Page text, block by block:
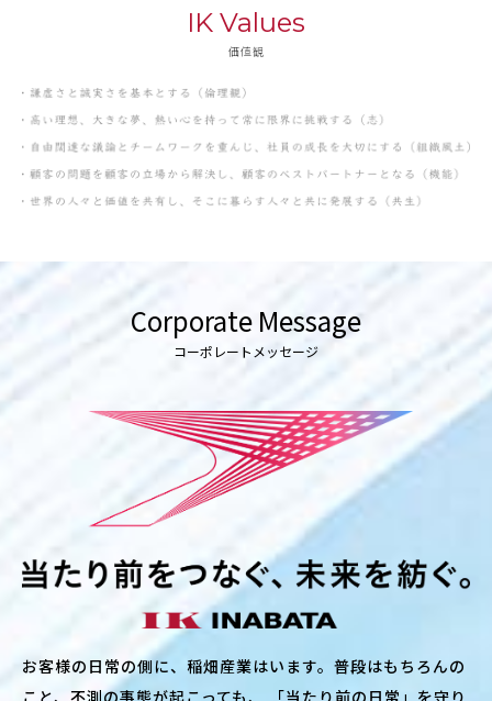
IK Values
価値観
Corporate Message
コーポレートメッセージ
お客様の日常の側に、稲畑産業はいます。 普段はもちろんの
こと、不測の事態が起こっても、
「当たり前の日常」を守り